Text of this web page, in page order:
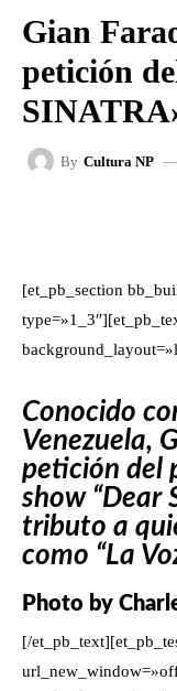
Gian
petición
By Cultura NP
[et_pb_section
Conocido
Venezuela,
petición del
show “Dear
tributo a
como “La
Photo by
[/